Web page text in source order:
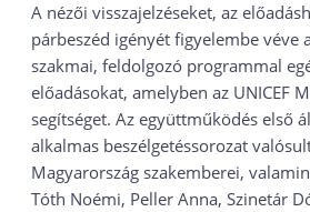
A nézői visszajelzéseket, az
párbeszéd igényét figyelembe véve
szakmai, feldolgozó programmal
előadásokat, amelyben az UNICEF
segítséget. Az együttműködés első
alkalmas beszélgetéssorozat
Magyarország szakemberei,
Tóth Noémi, Peller Anna, Szinetár